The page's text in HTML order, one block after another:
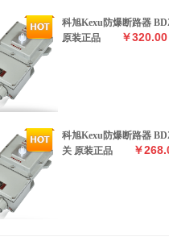
科旭Kexu防爆断路器
原装正品
￥320.00
科旭Kexu防爆断路器
关 原装正品
￥